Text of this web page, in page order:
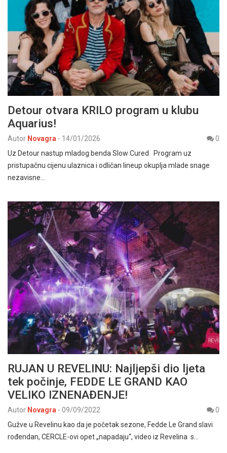
Detour otvara KRILO program u klubu
Aquarius!
Autor Novagra - 14/01/2026
0
Uz Detour nastup mladog benda Slow Cured Program uz
pristupačnu cijenu ulaznica i odličan lineup okuplja mlade snage
nezavisne…
RUJAN U REVELINU: Najljepši dio ljeta
tek počinje, FEDDE LE GRAND KAO
VELIKO IZNENAĐENJE!
Autor Novagra - 09/09/2022
0
Gužve u Revelinu kao da je početak sezone, Fedde Le Grand slavi
rođendan, CERCLE-ovi opet „napadaju“, video iz Revelina s…